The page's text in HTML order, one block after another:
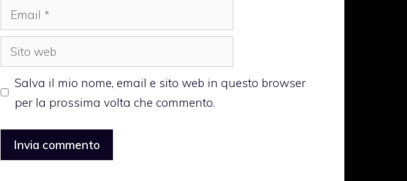
Email
Sito
web
Salva il mio nome, email e sito web in questo browser
per la prossima volta che commento.